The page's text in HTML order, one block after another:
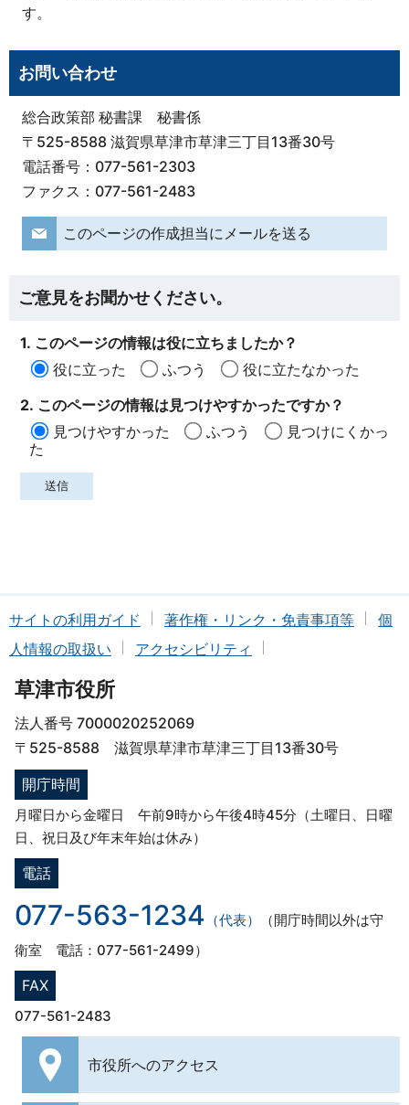
す。
お問い合わせ
総合政策部 秘書課 秘書係
〒525-8588 滋賀県草津市草津三丁目13番30号
電話番号：077-561-2303
ファクス：077-561-2483
このページの作成担当にメールを送る
ご意見をお聞かせください。
1. このページの情報は役に立ちましたか？
役に立った
ふつう
役に立たなかった
2. このページの情報は見つけやすかったですか？
見つけやすかった
ふつう
見つけにくかっ
た
サイトの利用ガイド 著作権・リンク・免責事項等
個
人情報の取扱い
アクセシビリティ
草津市役所
法人番号 7000020252069
〒525-8588 滋賀県草津市草津三丁目13番30号
開庁時間
月曜日から金曜日 午前9時から午後4時45分（土曜日、日曜
日、祝日及び年末年始は休み）
電話
077-563-1234 （代表）
（開庁時間以外は守
衛室 電話：077-561-2499）
FAX
077-561-2483
市役所へのアクセス